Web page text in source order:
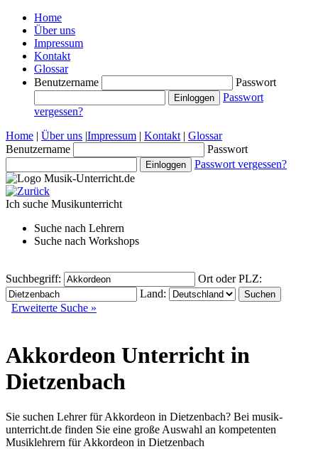
Home
Über uns
Impressum
Kontakt
Glossar
Benutzername
Passwort
Passwort
vergessen?
Home | Über uns |Impressum | Kontakt | Glossar
Benutzername
Passwort
Passwort vergessen?
Ich suche Musikunterricht
Suche nach Lehrern
Suche nach Workshops
Suchbegriff:
Ort oder PLZ:
Land:
Erweiterte Suche »
Akkordeon Unterricht in
Dietzenbach
Sie suchen Lehrer für Akkordeon in Dietzenbach? Bei musik-
unterricht.de finden Sie eine große Auswahl an kompetenten
Musiklehrern für Akkordeon in Dietzenbach